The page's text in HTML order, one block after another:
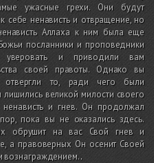
ужасные грехи. Они будут
себе ненависть и отвращение, но
Аллаха к ним была еще
посланники и проповедники
уверовать и приводили вам
своей правоты. Однако вы
отвергли то, ради чего были
лишились великой милости своего
и гнев. Он продолжал
пока вы не оказались здесь.
обрушит на вас Свой гнев и
а правоверных Он осенит Своей
вознаграждением..